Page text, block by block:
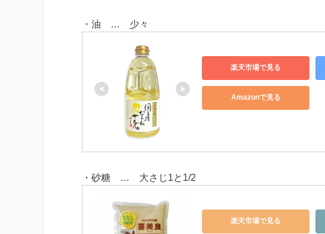
・油 … 少々
楽天市場で見る
Amazonで見る
・砂糖 … 大さじ1と1/2
楽天市場で見る